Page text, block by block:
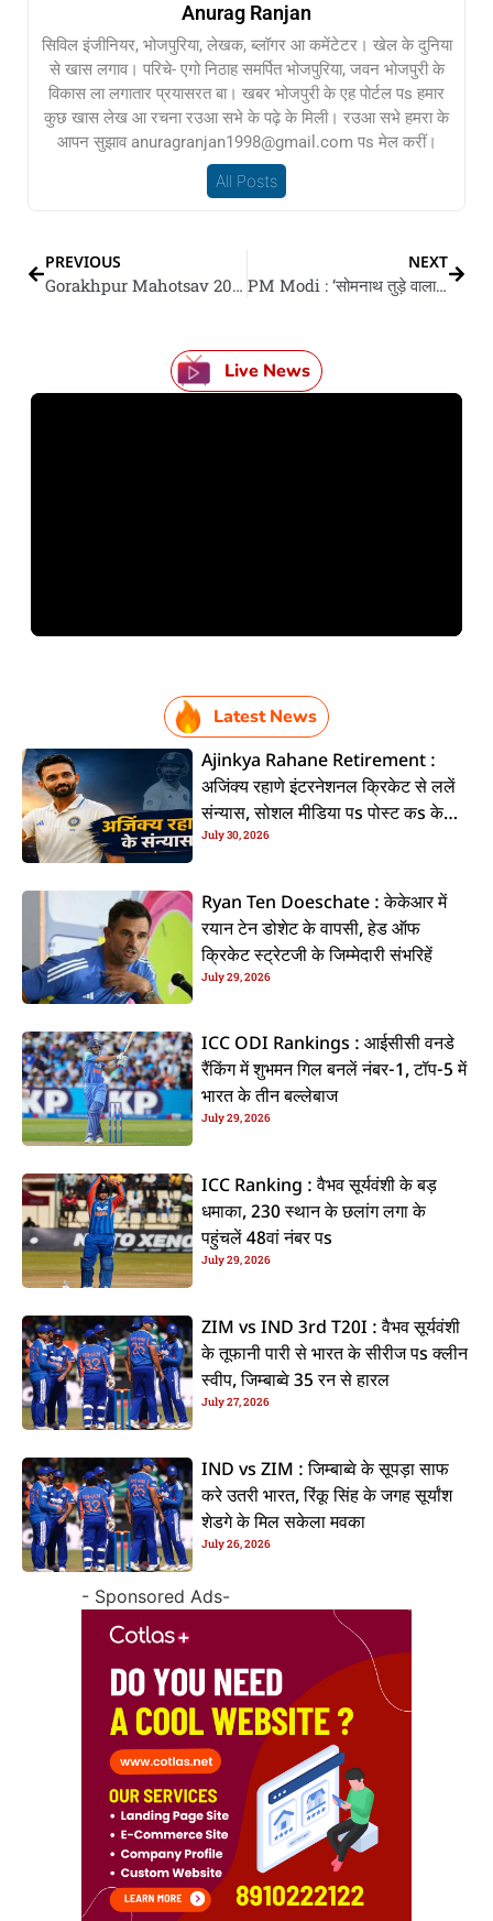
Anurag Ranjan
सिविल इंजीनियर, भोजपुरिया, लेखक, ब्लॉगर आ कमेंटेटर। खेल के दुनिया
से खास लगाव। परिचे- एगो निठाह समर्पित भोजपुरिया, जवन भोजपुरी के
विकास ला लगातार प्रयासरत बा। खबर भोजपुरी के एह पोर्टल पs हमार
कुछ खास लेख आ रचना रउआ सभे के पढ़े के मिली। रउआ सभे हमरा के
आपन सुझाव anuragranjan1998@gmail.com पs मेल करीं।
All Posts
PREVIOUS
Gorakhpur Mahotsav 2026 : आज से रामगढ़ताल किनारे कला, संस्कृति आ आध्यात्म के महासंगम
NEXT
PM Modi : ‘सोमनाथ तुड़े वाला इतिहास में सिमट गइलें, आजो विरोधी ताकत सक्रिय’; पीएम मोदी के भाषण के बड़ बात
Live News
Latest News
Ajinkya Rahane Retirement :
अजिंक्य रहाणे इंटरनेशनल क्रिकेट से ललें
संन्यास, सोशल मीडिया पs पोस्ट कs के
कइलें एलान
July 30, 2026
Ryan Ten Doeschate : केकेआर में
रयान टेन डोशेट के वापसी, हेड ऑफ
क्रिकेट स्ट्रेटजी के जिम्मेदारी संभरिहें
July 29, 2026
ICC ODI Rankings : आईसीसी वनडे
रैंकिंग में शुभमन गिल बनलें नंबर-1, टॉप-5 में
भारत के तीन बल्लेबाज
July 29, 2026
ICC Ranking : वैभव सूर्यवंशी के बड़
धमाका, 230 स्थान के छलांग लगा के
पहुंचलें 48वां नंबर पs
July 29, 2026
ZIM vs IND 3rd T20I : वैभव सूर्यवंशी
के तूफानी पारी से भारत के सीरीज पs क्लीन
स्वीप, जिम्बाब्वे 35 रन से हारल
July 27, 2026
IND vs ZIM : जिम्बाब्वे के सूपड़ा साफ
करे उतरी भारत, रिंकू सिंह के जगह सूर्यांश
शेडगे के मिल सकेला मवका
July 26, 2026
- Sponsored Ads-